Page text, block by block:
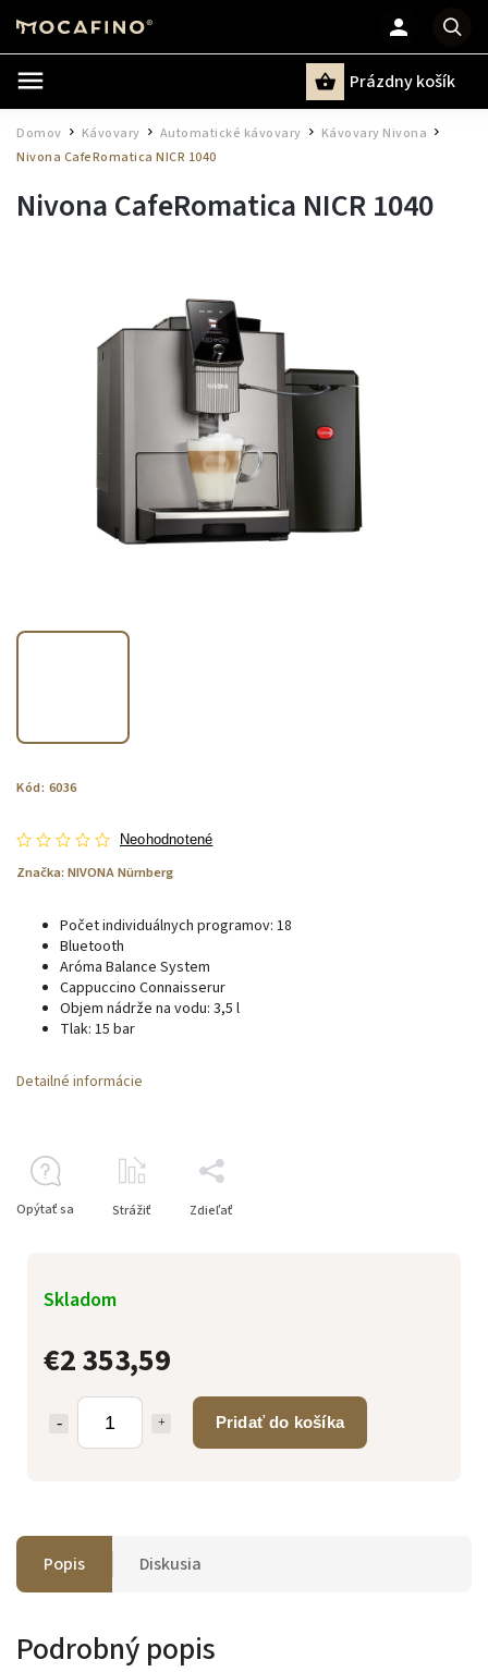
Prázdny košík
Domov Kávovary Automatické kávovary Kávovary Nivona /
Nivona CafeRomatica NICR 1040
Nivona CafeRomatica NICR 1040
Kód: 6036
Neohodnotené
Značka: NIVONA Nürnberg
€2 353,59
Pridať do košíka
Skladom
Počet individuálnych programov: 18
Bluetooth
Aróma Balance System
Cappuccino Connaisserur
Objem nádrže na vodu: 3,5 l
Tlak: 15 bar
Detailné informácie
Opýtať sa Strážiť Zdieľať
Popis Diskusia
Podrobný popis